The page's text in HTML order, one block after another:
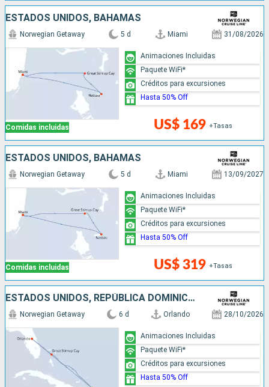
ESTADOS UNIDOS, BAHAMAS
Comidas incluidas
Norwegian Getaway 5 d Miami 31/08/2026
US$ 169 +Tasas
Animaciones Incluidas
Paquete WiFi*
Créditos para excursiones
Hasta 50% Off
ESTADOS UNIDOS, BAHAMAS
Comidas incluidas
Norwegian Getaway 5 d Miami 13/09/2027
US$ 319 +Tasas
Animaciones Incluidas
Paquete WiFi*
Créditos para excursiones
Hasta 50% Off
ESTADOS UNIDOS, REPÚBLICA DOMINICANA, BAHAMAS
Norwegian Getaway 6 d Orlando 28/10/2026
Animaciones Incluidas
Paquete WiFi*
Créditos para excursiones
Hasta 50% Off